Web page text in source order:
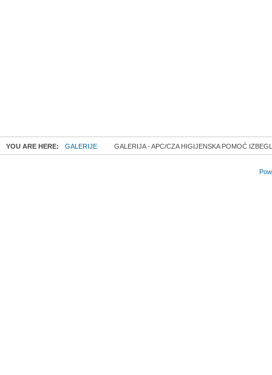
YOU ARE HERE: GALERIJE GALERIJA - APC/CZA HIGIJENSKA POMOĆ